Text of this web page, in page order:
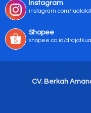
Instagram
instagram.com/
Shopee
shopee.co.id/
CV. Berkah